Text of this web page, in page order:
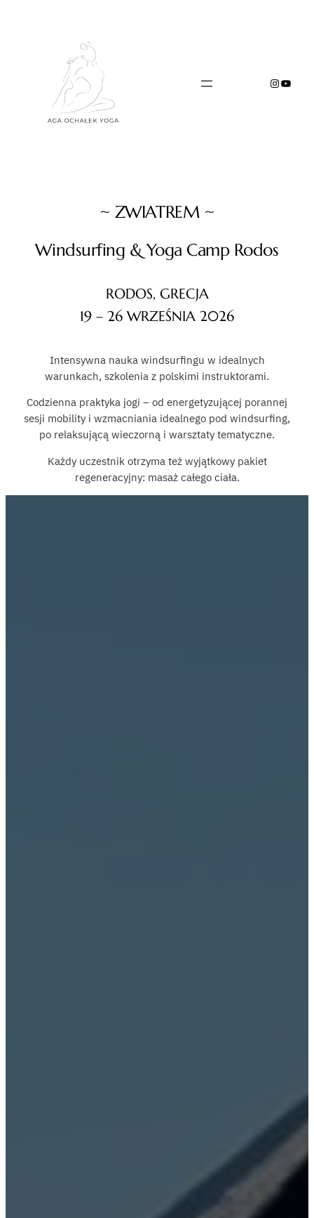
~ ZWIATREM ~
Windsurfing & Yoga Camp Rodos
RODOS, GRECJA
19 – 26 WRZEŚNIA 2026
Intensywna nauka windsurfingu w idealnych
warunkach, szkolenia z polskimi instruktorami.
Codzienna praktyka jogi – od energetyzującej porannej
sesji mobility i wzmacniania idealnego pod windsurfing,
po relaksującą wieczorną i warsztaty tematyczne.
Każdy uczestnik otrzyma też wyjątkowy pakiet
regeneracyjny: masaż całego ciała.